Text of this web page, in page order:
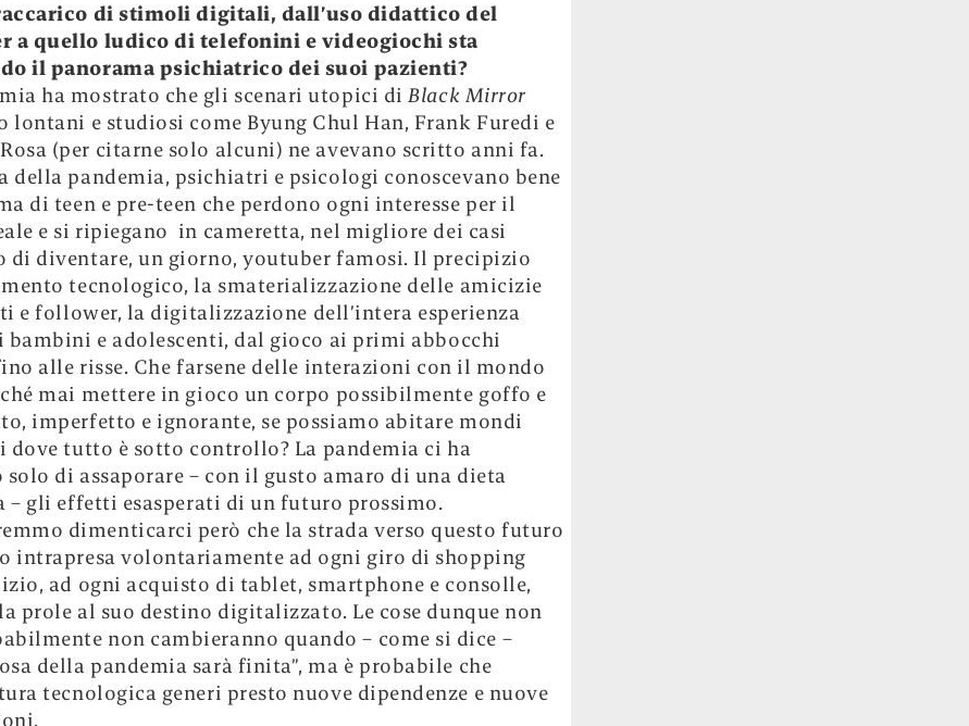
di stimoli digitali, dall’uso didattico del
a quello ludico di telefonini e videogiochi sta
il panorama psichiatrico dei suoi pazienti?
ha mostrato che gli scenari utopici diBlack Mirror
lontani e studiosi come Byung Chul Han, Frank Furedi e
(per citarne solo alcuni) ne avevano scritto anni fa.
della pandemia, psichiatri e psicologi conoscevano bene
di teen e pre-teen che perdono ogni interesse per il
e si ripiegano in cameretta, nel migliore dei casi
di diventare, un giorno, youtuber famosi. Il precipizio
tecnologico, la smaterializzazione delle amicizie
e follower, la digitalizzazione dell’intera esperienza
bambini e adolescenti, dal gioco ai primi abbocchi
alle risse. Che farsene delle interazioni con il mondo
mai mettere in gioco un corpo possibilmente goffo e
imperfetto e ignorante, se possiamo abitare mondi
dove tutto è sotto controllo? La pandemia ci ha
solo di assaporare – con il gusto amaro di una dieta
– gli effetti esasperati di un futuro prossimo.
dimenticarci però che la strada verso questo futuro
intrapresa volontariamente ad ogni giro di shopping
ad ogni acquisto di tablet, smartphone e consolle,
prole al suo destino digitalizzato. Le cose dunque non
non cambieranno quando – come si dice –
della pandemia sarà finita”, ma è probabile che
tecnologica generi presto nuove dipendenze e nuove